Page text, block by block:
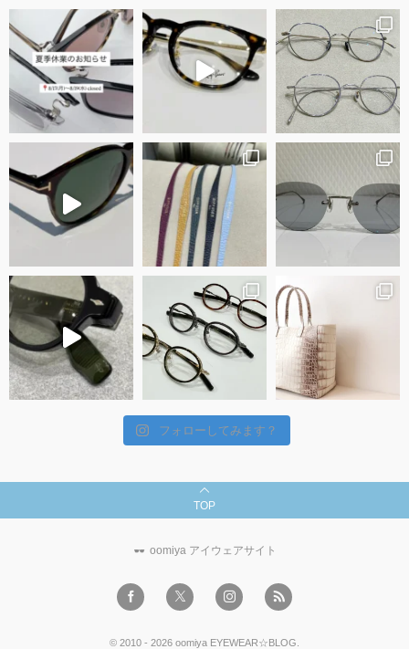
フォローしてみます？
TOP
oomiya アイウェアサイト
© 2010 - 2026 oomiya EYEWEAR☆BLOG